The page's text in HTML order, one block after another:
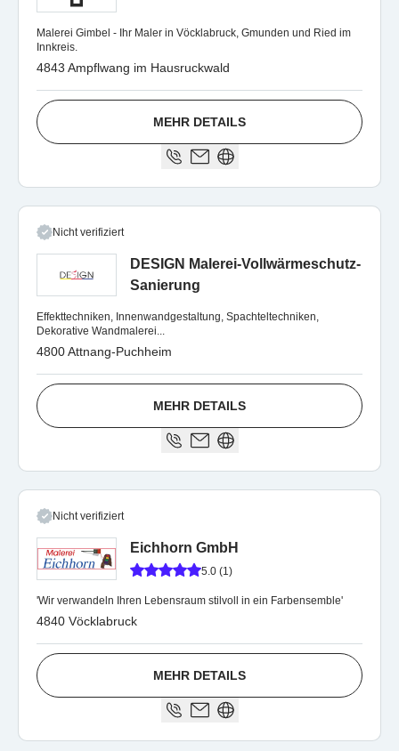
Malerei Gimbel - Ihr Maler in Vöcklabruck, Gmunden und Ried im
Innkreis.
4843 Ampflwang im Hausruckwald
MEHR DETAILS
Nicht verifiziert
DESIGN Malerei-Vollwärmeschutz-
Sanierung
Effekttechniken, Innenwandgestaltung, Spachteltechniken,
Dekorative Wandmalerei...
4800 Attnang-Puchheim
MEHR DETAILS
Nicht verifiziert
Eichhorn GmbH
5.0 (1)
'Wir verwandeln Ihren Lebensraum stilvoll in ein Farbensemble'
4840 Vöcklabruck
MEHR DETAILS